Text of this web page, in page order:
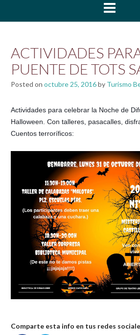
ACTIVIDADES
PUENTE DE TOTS
Posted on octubre 25, 2016by Turismo
Actividades para celebrar la Noche de
Halloween. Con talleres, pasacalles,
Cuentos terroríficos:
Comparte esta info en tus redes